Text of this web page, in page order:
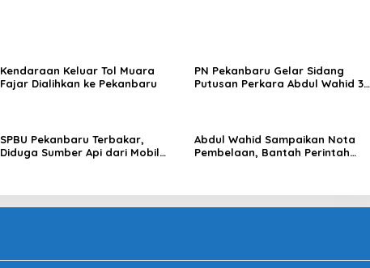
Kendaraan Keluar Tol Muara
Fajar Dialihkan ke Pekanbaru
PN Pekanbaru Gelar Sidang
Putusan Perkara Abdul Wahid 30
SPBU Pekanbaru Terbakar,
Diduga Sumber Api dari Mobil
Abdul Wahid Sampaikan Nota
Pembelaan, Bantah Perintah